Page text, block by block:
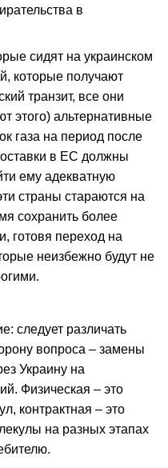
в
сидят на украинском
которые получают
транзит, все они
этого) альтернативные
газа на период после
в ЕС должны
ему адекватную
страны стараются на
сохранить более
готовя переход на
неизбежно будут не
следует различать
вопроса – замены
Украину на
Физическая – это
контрактная – это
на разных этапах